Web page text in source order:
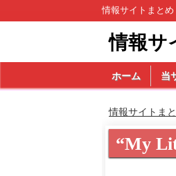
情報サイトまとめ
情報サ
ホーム 当
情報サイトま
“My